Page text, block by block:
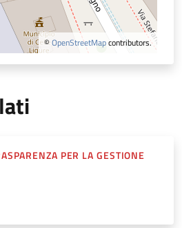
©OpenStreetMapcontributors.
PER LA GESTIONE